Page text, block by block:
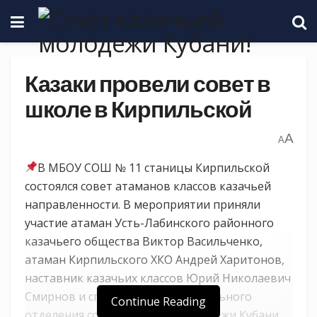
Казаки провели совет в
школе в Кирпильской
AA
В МБОУ СОШ № 11 станицы Кирпильской
состоялся совет атаманов классов казачьей
направленности. В мероприятии приняли
участие атаман Усть-Лабинского районного
казачьего общества Виктор Васильченко,
атаман Кирпильского ХКО Андрей Харитонов,
наставник казачьих классов Юрий Николаевич
Смирнов и специалист муниципального
Continue Reading